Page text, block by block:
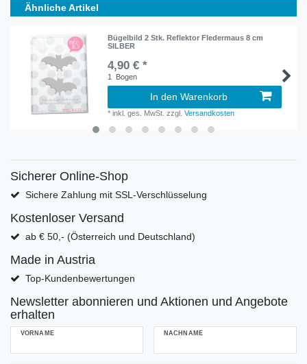
Ähnliche Artikel
Bügelbild 2 Stk. Reflektor Fledermaus 8 cm
SILBER
4,90 € *
1 Bogen
In den Warenkorb
*inkl. ges. MwSt. zzgl.Versandkosten
Sicherer Online-Shop
Sichere Zahlung mit SSL-Verschlüsselung
Kostenloser Versand
ab € 50,- (Österreich und Deutschland)
Made in Austria
Top-Kundenbewertungen
Newsletter abonnieren und Aktionen und Angebote
erhalten
VORNAME NACHNAME